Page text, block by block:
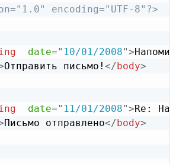
encoding="UTF-8"?>
date=" 10/01/2008">
Отправить письмо! </ body>
date=" 11/01/2008">Re:
Письмо отправлено</ body>